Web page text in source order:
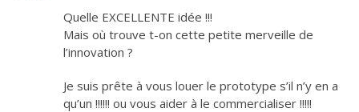
Quelle EXCELLENTE idée !!!
Mais où trouve t-on cette petite merveille de
l’innovation ?
Je suis prête à vous louer le prototype s’il n’y en a
qu’un !!!!!! ou vous aider à le commercialiser !!!!!